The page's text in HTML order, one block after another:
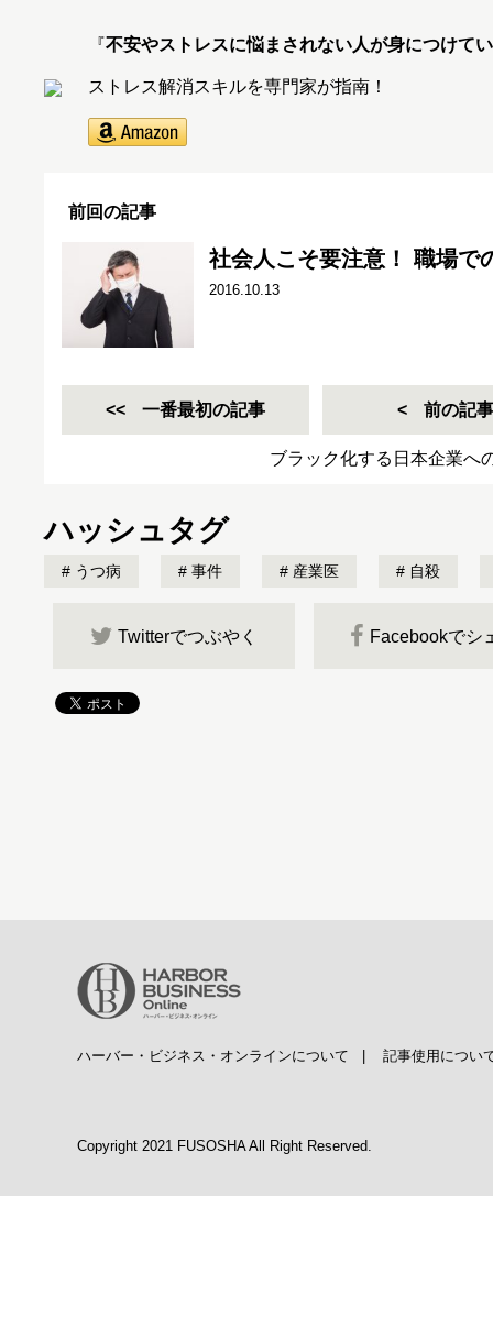
『不安やストレスに悩まされない人が身につけて
ストレス解消スキルを専門家が指南！
前回の記事
社会人こそ要注意！ 職場で
2016.10.13
一番最初の記事 前の記事
ブラック化する日本企業へ
ハッシュタグ
うつ病 事件 産業医 自殺
Twitterでつぶやく Facebookでシ
ハーバー・ビジネス・オンラインについて 記事使用につい
Copyright 2021 FUSOSHA All Right Reserved.